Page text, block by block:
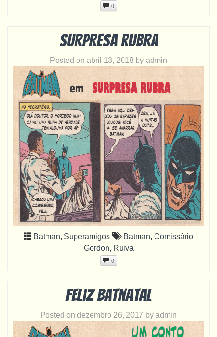
0
Surpresa rubra
Posted on abril 13, 2018 by admin
Batman, Superamigos Batman, Comissário
Gordon, Ruiva
0
Feliz Batnatal
Posted on dezembro 26, 2017 by admin